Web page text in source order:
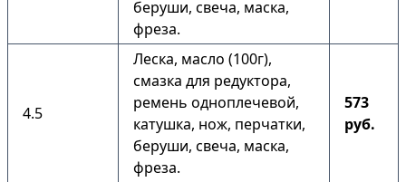
беруши, свеча, маска,
фреза.
4.5
Леска, масло (100г),
смазка для редуктора,
ремень одноплечевой,
катушка, нож, перчатки,
беруши, свеча, маска,
фреза.
573
руб.